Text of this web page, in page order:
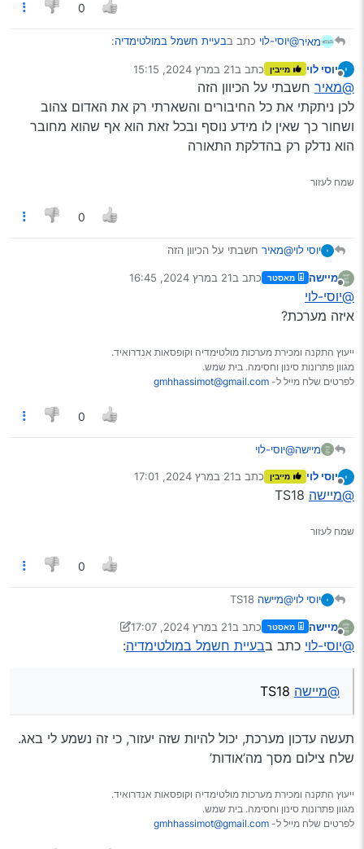
0
מאיר@יוסי-לוי כתב בבעיית חשמל במולטימדיה:
למישהו יש כיוון למה זה קורה
הכיוון הוא שהמולטימדיה מודעת למצב התאורה כי כאשר התאורה
ברכב דולקת מבחינתה חשוך בחוץ והיא מנמיכה את עוצמת
מנותק
יוסי לוי מייבין כתב ב21 במרץ 2024, 15:15
נערך לאחרונה על ידי
@מאיר חשבתי על הכיוון הזה
לכן ניתקתי את כל החיבורים והשארתי רק את האדום צהוב
ושחור כך שאין לו מידע נוסף ובכל זאת הוא אף שהוא מחובר
הוא נדלק רק בהדלקת התאורה
שמח לעזור
0
יוסי לוי@מאיר חשבתי על הכיוון הזה
ושחור כך שאין לו מידע נוסף ובכל זאת הוא אף שהוא מחובר
מיישה מאסטר כתב ב21 במרץ 2024, 16:45
נערך לאחרונה על ידי
@יוסי-לוי
איזה מערכת?
ייעוץ התקנה ומכירת מערכות מולטימדיה וקופסאות אנדרואיד.
מגוון פתרונות סינון וחסימה. בית שמש.
לפרטים שלח מייל ל- gmhhassimot@gmail.com
0
מיישה@יוסי-לוי
יוסי לוי מייבין כתב ב21 במרץ 2024, 17:01
נערך לאחרונה על ידי
@מיישה
שמח לעזור
0
יוסי לוי@מיישה TS18
מנותק
מיישה מאסטר כתב ב21 במרץ 2024, 17:07
נערך לאחרונה על ידי מיישה
@יוסי-לוי כתב בבעיית חשמל במולטימדיה:
@מיישה
תעשה עדכון מערכת, יכול להיות שזה יעזור, כי זה נשמע לי באג.
שלח צילום מסך מה’אודות’
ייעוץ התקנה ומכירת מערכות מולטימדיה וקופסאות אנדרואיד.
מגוון פתרונות סינון וחסימה. בית שמש.
לפרטים שלח מייל ל- gmhhassimot@gmail.com